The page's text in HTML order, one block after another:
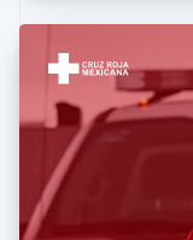
立陶宛
English
列支敦士登
Deutsch
Deutsch